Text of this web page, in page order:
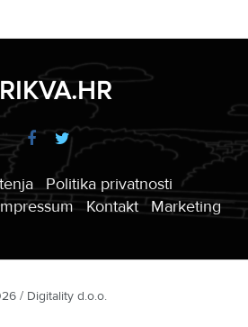
Politika privatnosti
Kontakt Marketing
/ Digitality d.o.o.